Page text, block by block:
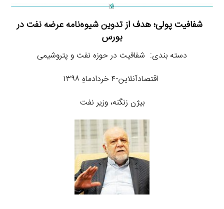
شفافیت پولی؛ هدف از تدوین شیوه‌نامه عرضه نفت در
بورس
دسته بندی: شفافیت در حوزه نفت و پتروشیمی
اقتصادآنلاین-۴ خردادماهِ ۱۳۹۸
بیژن زنگنه، وزیر نفت